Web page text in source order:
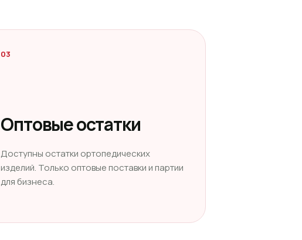
03
Оптовые остатки
Доступны остатки ортопедических
изделий. Только оптовые поставки и партии
для бизнеса.